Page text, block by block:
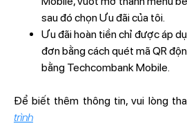
sau đó chọn Ưu đãi của tôi.
Ưu đãi hoàn tiền chỉ được áp
đơn bằng cách quét mã QR
bằng Techcombank Mobile.
Để biết thêm thông tin, vui lòng
trình